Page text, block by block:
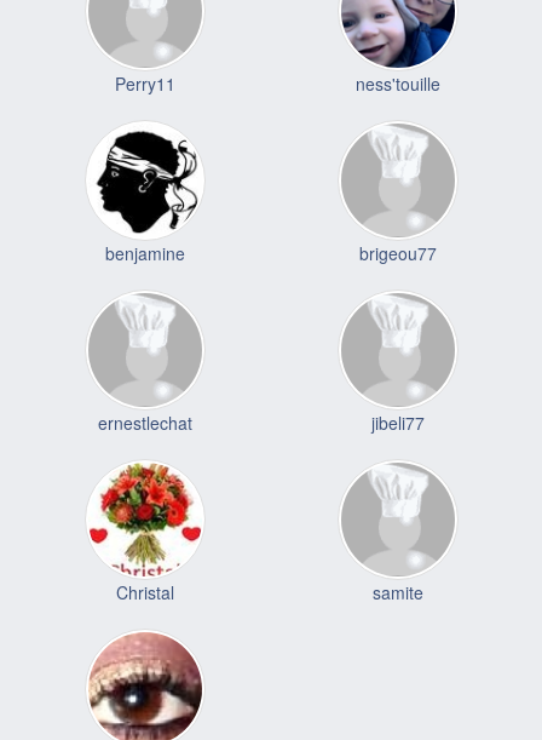
Perry11 ness'touille
benjamine brigeou77
ernestlechat jibeli77
Christal samite